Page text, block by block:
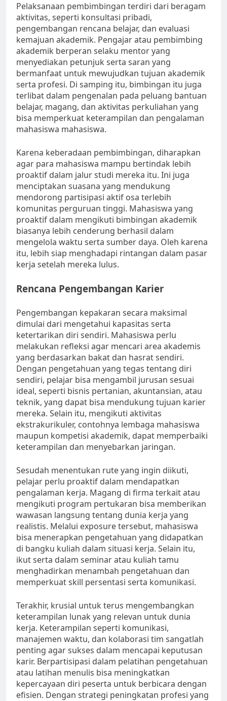
Pelaksanaan pembimbingan terdiri dari beragam
aktivitas, seperti konsultasi pribadi,
pengembangan rencana belajar, dan evaluasi
kemajuan akademik. Pengajar atau pembimbing
akademik berperan selaku mentor yang
menyediakan petunjuk serta saran yang
bermanfaat untuk mewujudkan tujuan akademik
serta profesi. Di samping itu, bimbingan itu juga
terlibat dalam pengenalan pada peluang bantuan
belajar, magang, dan aktivitas perkuliahan yang
bisa memperkuat keterampilan dan pengalaman
mahasiswa mahasiswa.
Karena keberadaan pembimbingan, diharapkan
agar para mahasiswa mampu bertindak lebih
proaktif dalam jalur studi mereka itu. Ini juga
menciptakan suasana yang mendukung
mendorong partisipasi aktif osa terlebih
komunitas perguruan tinggi. Mahasiswa yang
proaktif dalam mengikuti bimbingan akademik
biasanya lebih cenderung berhasil dalam
mengelola waktu serta sumber daya. Oleh karena
itu, lebih siap menghadapi rintangan dalam pasar
kerja setelah mereka lulus.
Rencana Pengembangan Karier
Pengembangan kepakaran secara maksimal
dimulai dari mengetahui kapasitas serta
ketertarikan diri sendiri. Mahasiswa perlu
melakukan refleksi agar mencari area akademis
yang berdasarkan bakat dan hasrat sendiri.
Dengan pengetahuan yang tegas tentang diri
sendiri, pelajar bisa mengambil jurusan sesuai
ideal, seperti bisnis pertanian, akuntansian, atau
teknik, yang dapat bisa mendukung tujuan karier
mereka. Selain itu, mengikuti aktivitas
ekstrakurikuler, contohnya lembaga mahasiswa
maupun kompetisi akademik, dapat memperbaiki
keterampilan dan menyebarkan jaringan.
Sesudah menentukan rute yang ingin diikuti,
pelajar perlu proaktif dalam mendapatkan
pengalaman kerja. Magang di firma terkait atau
mengikuti program pertukaran bisa memberikan
wawasan langsung tentang dunia kerja yang
realistis. Melalui exposure tersebut, mahasiswa
bisa menerapkan pengetahuan yang didapatkan
di bangku kuliah dalam situasi kerja. Selain itu,
ikut serta dalam seminar atau kuliah tamu
menghadirkan menambah pengetahuan dan
memperkuat skill persentasi serta komunikasi.
Terakhir, krusial untuk terus mengembangkan
keterampilan lunak yang relevan untuk dunia
kerja. Keterampilan seperti komunikasi,
manajemen waktu, dan kolaborasi tim sangatlah
penting agar sukses dalam mencapai keputusan
karir. Berpartisipasi dalam pelatihan pengetahuan
atau latihan menulis bisa meningkatkan
kepercayaan diri peserta untuk berbicara dengan
efisien. Dengan strategi peningkatan profesi yang